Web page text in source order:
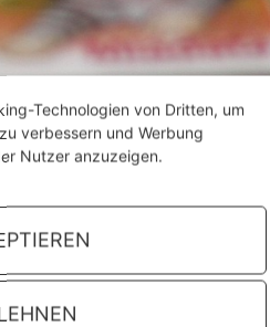
Kin­der­buch­mes­se
Technologien von Dritten, um
verbessern und Werbung
Nutzer anzuzeigen.